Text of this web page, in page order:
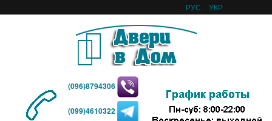
РУС УКР
(096)8794306
(099)4610322